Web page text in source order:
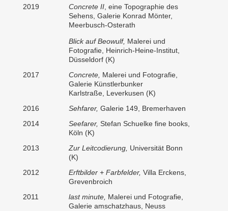
2019
Concrete II, eine Topographie des
Sehens, Galerie Konrad Mönter,
Meerbusch-Osterath
Blick auf Beowulf, Malerei und
Fotografie, Heinrich-Heine-Institut,
Düsseldorf (K)
2017
Concrete, Malerei und Fotografie,
Galerie Künstlerbunker
Karlstraße, Leverkusen (K)
2016
Sehfarer, Galerie 149, Bremerhaven
2014
Seefarer, Stefan Schuelke fine books,
Köln (K)
2013
Zur Leitcodierung, Universität Bonn
(K)
2012
Erftbilder + Farbfelder, Villa Erckens,
Grevenbroich
2011
last minute, Malerei und Fotografie,
Galerie amschatzhaus, Neuss